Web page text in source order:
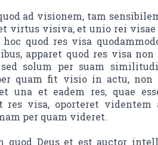
ad visionem, tam
virtus visiva, et unio rei
quod res visa
apparet quod res visa
sed solum per suam
quam fit visio in actu, non
una et eadem res, quae
res visa, oporteret
per quam videret.
quod Deus et est auctor